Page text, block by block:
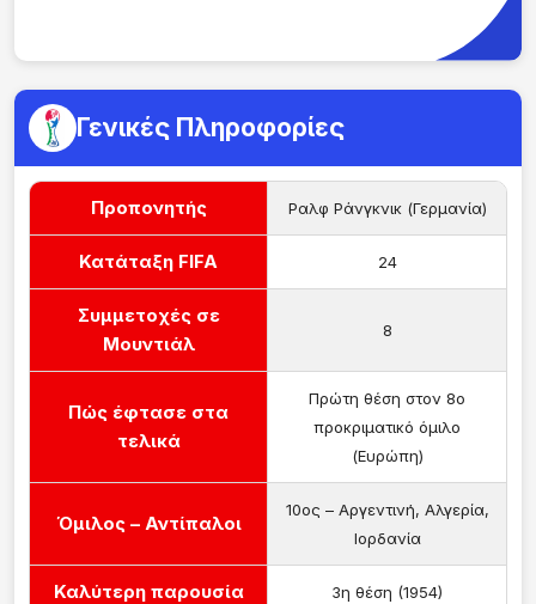
Γενικές Πληροφορίες
Προπονητής Ραλφ Ράνγκνικ (Γερμανία)
Κατάταξη FIFA 24
Συμμετοχές σε
Μουντιάλ
8
Πώς έφτασε στα
τελικά
Πρώτη θέση στον 8ο
προκριματικό όμιλο
(Ευρώπη)
Όμιλος – Αντίπαλοι
10ος – Αργεντινή, Αλγερία,
Ιορδανία
Καλύτερη παρουσία 3η θέση (1954)